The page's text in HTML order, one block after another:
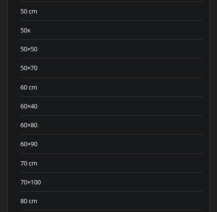
50 cm
50x
50×50
50×70
60 cm
60×40
60×80
60×90
70 cm
70×100
80 cm